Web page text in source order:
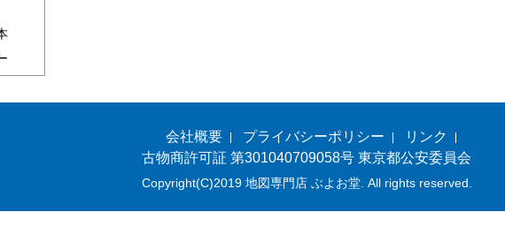
会社概要 プライバシーポリシー
リンク
古物商許可証 第301040709058号 東京都公安委員会
Copyright(C)2019 地図専門店 ぶよお堂. All rights reserved.